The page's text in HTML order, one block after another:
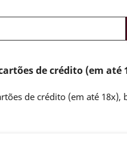
de crédito (em até